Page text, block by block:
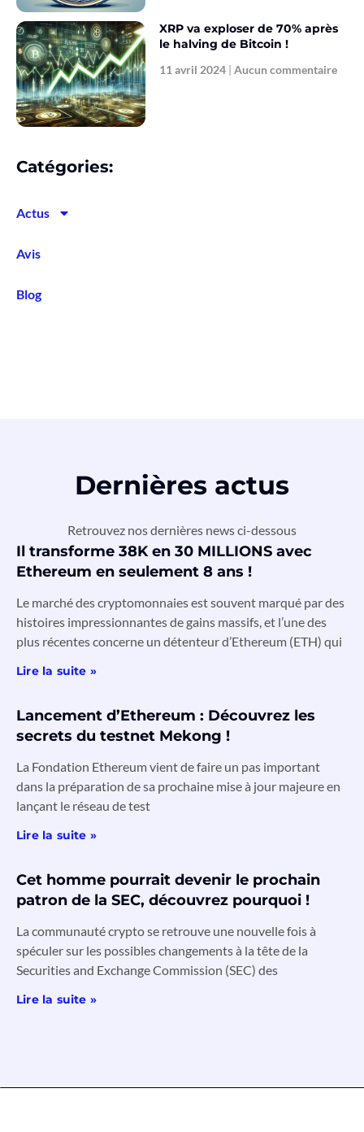
XRP va exploser de 70% après
le halving de Bitcoin !
11 avril 2024 Aucun commentaire
Catégories:
Actus
Avis
Blog
Dernières actus
Retrouvez nos dernières news ci-dessous
Il transforme 38K en 30 MILLIONS avec
Ethereum en seulement 8 ans !
Le marché des cryptomonnaies est souvent marqué par des
histoires impressionnantes de gains massifs, et l’une des
plus récentes concerne un détenteur d’Ethereum (ETH) qui
Lire la suite »
Lancement d’Ethereum : Découvrez les
secrets du testnet Mekong !
La Fondation Ethereum vient de faire un pas important
dans la préparation de sa prochaine mise à jour majeure en
lançant le réseau de test
Lire la suite »
Cet homme pourrait devenir le prochain
patron de la SEC, découvrez pourquoi !
La communauté crypto se retrouve une nouvelle fois à
spéculer sur les possibles changements à la tête de la
Securities and Exchange Commission (SEC) des
Lire la suite »